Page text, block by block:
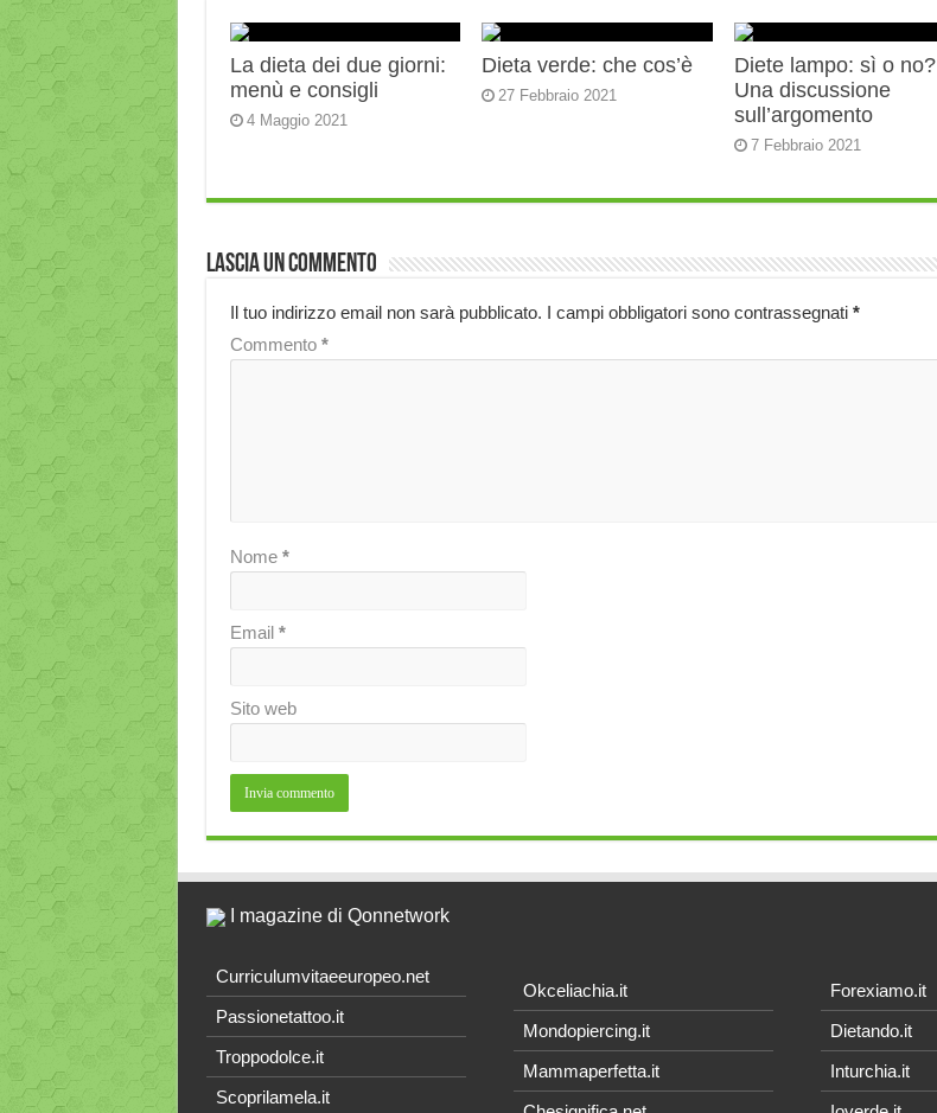
La dieta dei due giorni:
menù e consigli
4 Maggio 2021
Dieta verde: che cos’è
27 Febbraio 2021
Diete lampo: sì o no?
Una discussione
sull’argomento
7 Febbraio 2021
Lascia un commento
Il tuo indirizzo email non sarà pubblicato. I campi obbligatori sono contrassegnati *
Commento *
Nome *
Email *
Sito web
I magazine di Qonnetwork
Curriculumvitaeeuropeo.net
Passionetattoo.it
Troppodolce.it
Scoprilamela.it
Okceliachia.it
Mondopiercing.it
Mammaperfetta.it
Forexiamo.it
Dietando.it
Inturchia.it